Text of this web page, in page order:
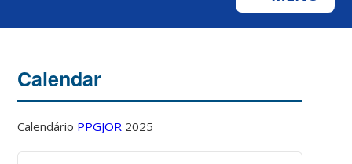
Calendar
Calendário PPGJOR 2025
04:00
05:00